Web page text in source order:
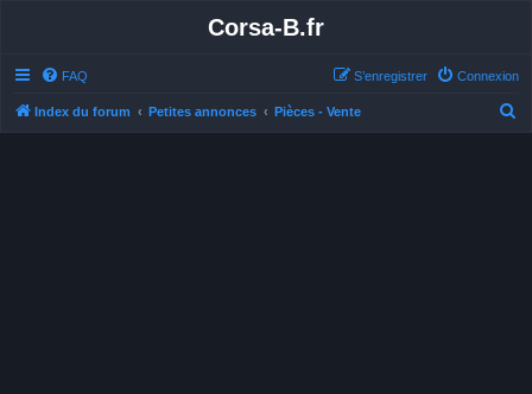
Corsa-B.fr
FAQ Connexion
S’enregistrer
Index du forum Petites annonces Pièces - Vente